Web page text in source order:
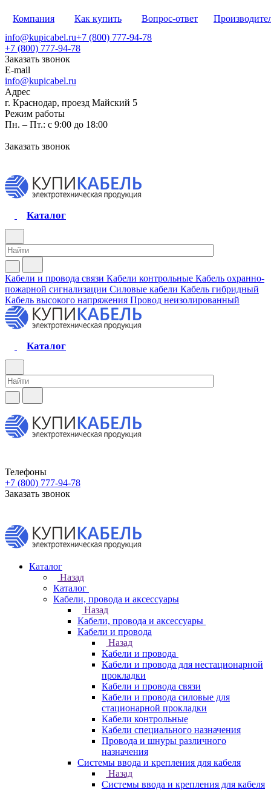
Компания Как купить Вопрос-ответ
info@kupicabel.ru+7 (800) 777-94-78
+7 (800) 777-94-78
Заказать звонок
E-mail
info@kupicabel.ru
Адрес
г. Краснодар, проезд Майский 5
Режим работы
Пн. – Пт.: с 9:00 до 18:00
Заказать звонок
Каталог
Кабели и провода связи Кабели контрольные Кабель охранно-
пожарной сигнализации Силовые кабели Кабель гибридный
Кабель высокого напряжения Провод неизолированный
Каталог
Телефоны
+7 (800) 777-94-78
Заказать звонок
Каталог
Назад
Каталог
Кабели, провода и аксессуары
Назад
Кабели, провода и аксессуары
Кабели и провода
Назад
Кабели и провода
Кабели и провода для нестационарной
прокладки
Кабели и провода связи
Кабели и провода силовые для
стационарной прокладки
Кабели контрольные
Кабели специального назначения
Провода и шнуры различного
назначения
Системы ввода и крепления для кабеля
Назад
Системы ввода и крепления для кабеля